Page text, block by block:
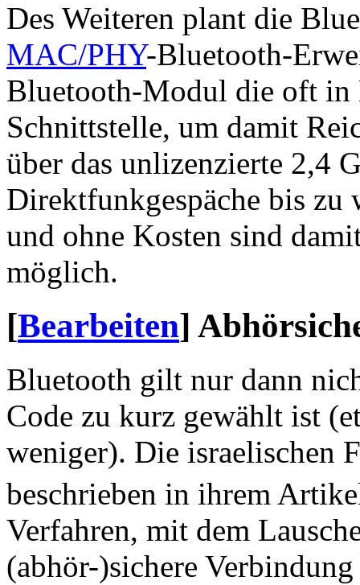
Des Weiteren plant die
MAC/PHY-Bluetooth-
Bluetooth-Modul die oft in
Schnittstelle, um damit
über das unlizenzierte 2,4
Direktfunkgespäche bis
und ohne Kosten sind
möglich.
[Bearbeiten]
Bluetooth gilt nur dann
Code zu kurz gewählt ist
weniger). Die israelischen
beschrieben in ihrem
Verfahren, mit dem
(abhör-)sichere